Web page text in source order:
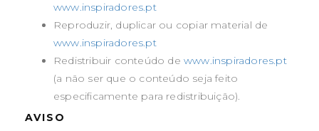
www.inspiradores.pt
Reproduzir, duplicar ou copiar material de
www.inspiradores.pt
Redistribuir conteúdo de www.inspiradores.pt
(a não ser que o conteúdo seja feito
especificamente para redistribuição).
AVISO